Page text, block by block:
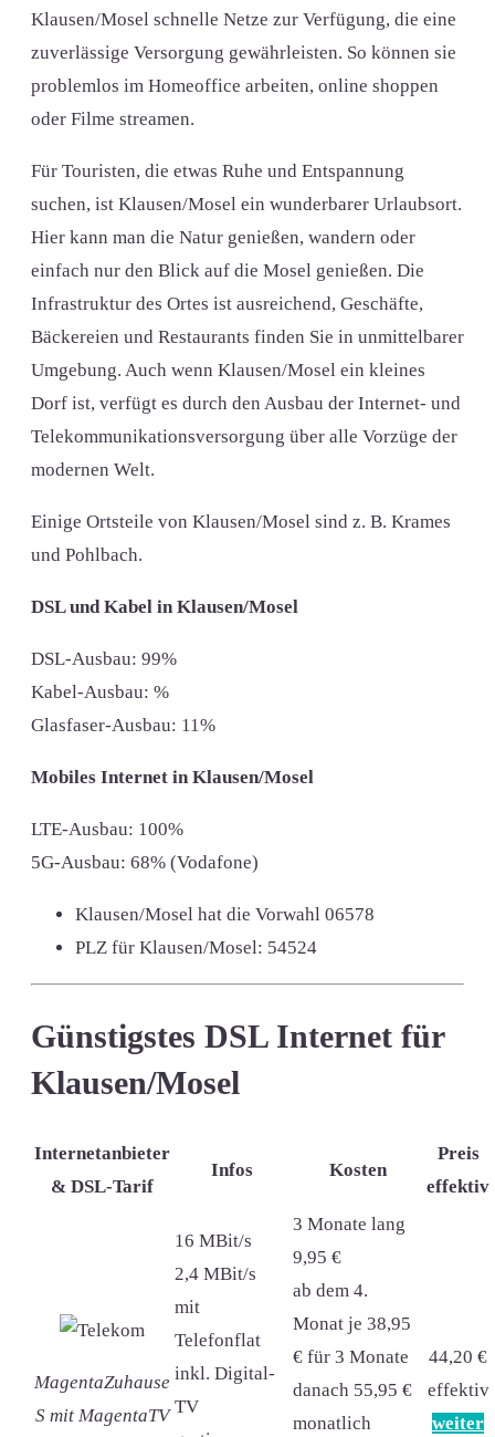
Klausen/Mosel schnelle Netze zur Verfügung, die eine
zuverlässige Versorgung gewährleisten. So können sie
problemlos im Homeoffice arbeiten, online shoppen
oder Filme streamen.
Für Touristen, die etwas Ruhe und Entspannung
suchen, ist Klausen/Mosel ein wunderbarer Urlaubsort.
Hier kann man die Natur genießen, wandern oder
einfach nur den Blick auf die Mosel genießen. Die
Infrastruktur des Ortes ist ausreichend, Geschäfte,
Bäckereien und Restaurants finden Sie in unmittelbarer
Umgebung. Auch wenn Klausen/Mosel ein kleines
Dorf ist, verfügt es durch den Ausbau der Internet- und
Telekommunikationsversorgung über alle Vorzüge der
modernen Welt.
Einige Ortsteile von Klausen/Mosel sind z. B. Krames
und Pohlbach.
DSL und Kabel in Klausen/Mosel
DSL-Ausbau: 99%
Kabel-Ausbau: %
Glasfaser-Ausbau: 11%
Mobiles Internet in Klausen/Mosel
LTE-Ausbau: 100%
5G-Ausbau: 68% (Vodafone)
Klausen/Mosel hat die Vorwahl 06578
PLZ für Klausen/Mosel: 54524
Günstigstes DSL Internet für
Klausen/Mosel
Internetanbieter
& DSL-Tarif
Infos Kosten
Preis
effektiv
MagentaZuhause
S mit MagentaTV
16 MBit/s
2,4 MBit/s
mit
Telefonflat
inkl. Digital-
TV
3 Monate lang
9,95 €
ab dem 4.
Monat je 38,95
€ für 3 Monate
danach 55,95 €
monatlich
44,20 €
effektiv
weiter